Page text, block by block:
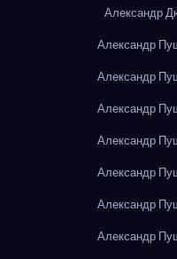
Александр
Александр
Александр
Александр
Александр
Александр
Александр
Александр